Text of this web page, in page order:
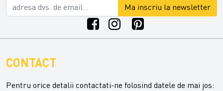
Ma inscriu la newsletter
CONTACT
Pentru orice detalii contactati-ne folosind datele de mai jos: